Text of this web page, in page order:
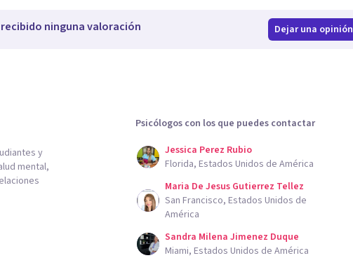
ninguna valoración Dejar una opinión
y
mental,
Psicólogos con los que puedes contactar
Jessica Perez Rubio
Florida, Estados Unidos de América
Maria De Jesus Gutierrez Tellez
San Francisco, Estados Unidos de
América
Sandra Milena Jimenez Duque
Miami, Estados Unidos de América